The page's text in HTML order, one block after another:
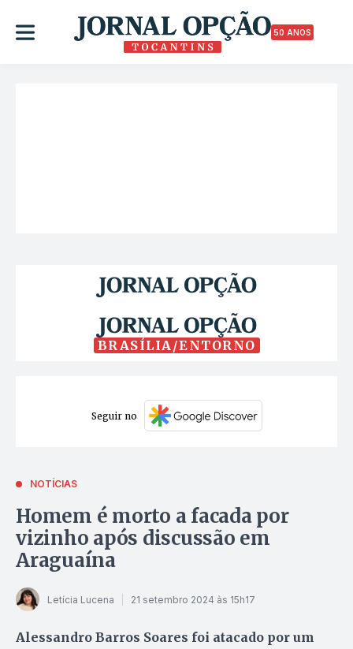
50 ANOS
BRASÍLIA/ENTORNO
Seguir no
NOTÍCIAS
Homem é morto a facada por
vizinho após discussão em
Araguaína
Letícia Lucena 21 setembro 2024 às 15h17
Alessandro Barros Soares foi atacado por um